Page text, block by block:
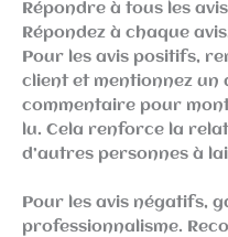
Répondre à tous les avis
Répondez à chaque
Pour les avis positifs,
client et mentionnez un
commentaire pour
lu. Cela renforce la
d’autres personnes à
Pour les avis négatifs,
professionnalisme.